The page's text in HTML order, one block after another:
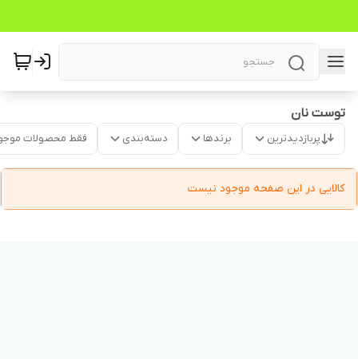
توست نان
پربازدیدترین برندها دسته‌بندی فقط محصولات
کالایی در این صفحه موجود نیست